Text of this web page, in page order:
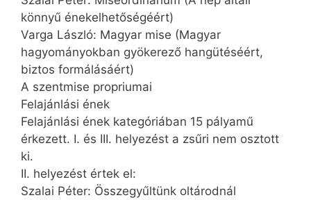
könnyű énekelhetőségéért)
Varga László: Magyar mise (Magyar
hagyományokban gyökerező hangütéséért,
biztos formálásáért)
A szentmise propriumai
Felajánlási ének
Felajánlási ének kategóriában 15 pályamű
érkezett. I. és III. helyezést a zsűri nem osztott
ki.
II. helyezést értek el:
Szalai Péter: Összegyűltünk oltárodnál